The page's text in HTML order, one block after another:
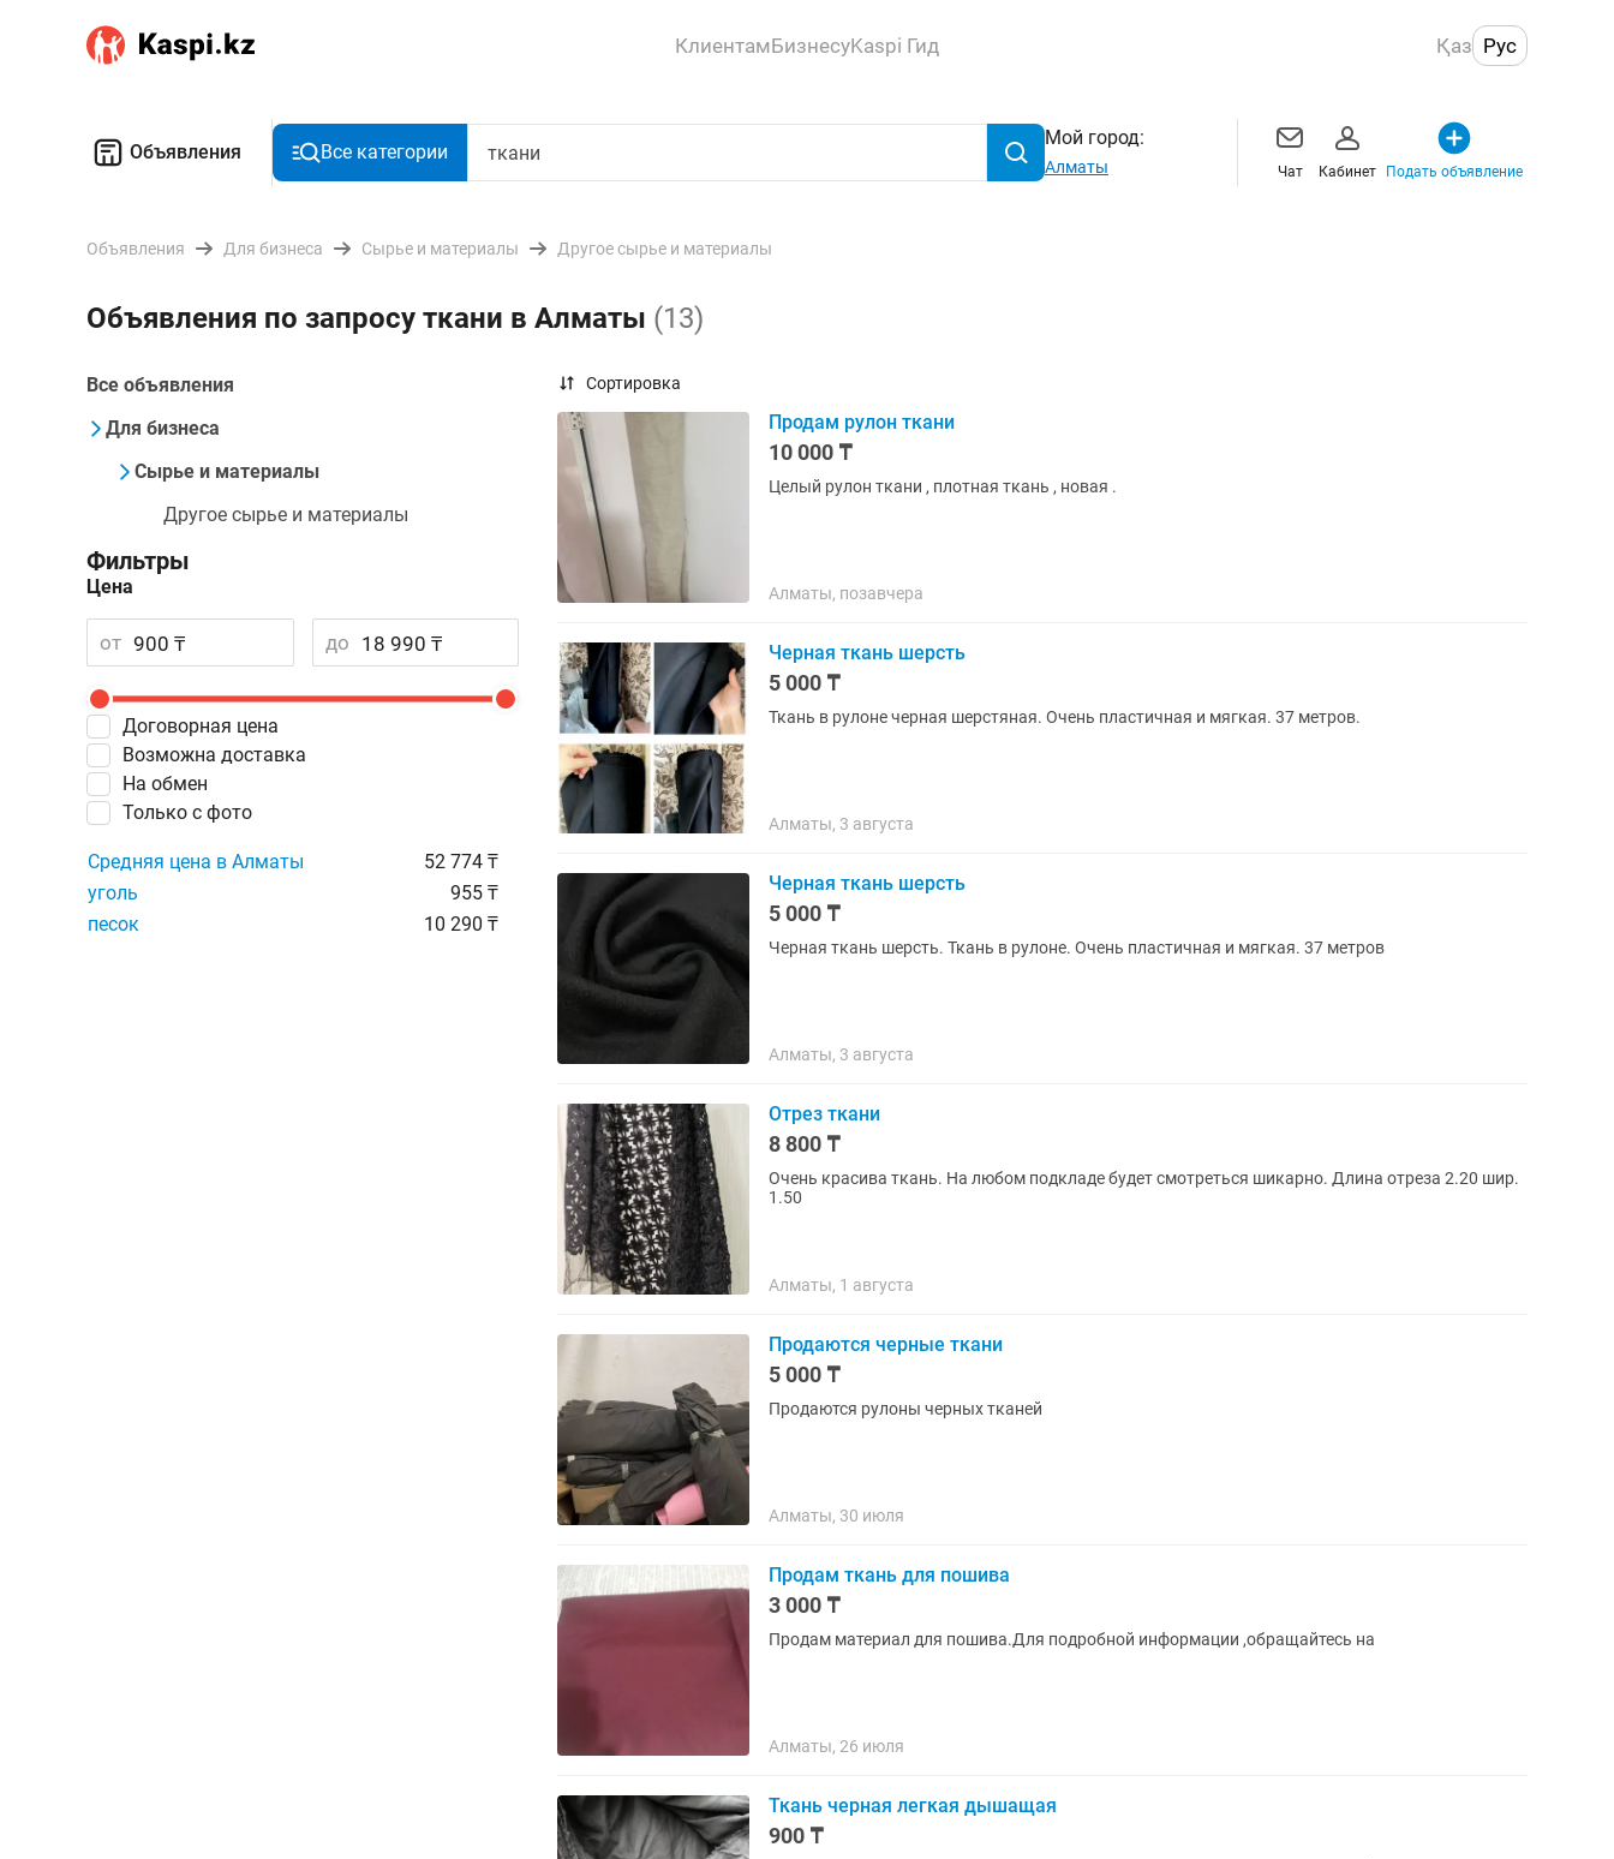
КлиентамБизнесуKaspi Гид Қаз Рус
Объявления Все категории
Мой город:
Алматы Чат Кабинет Подать объявление
Объявления Для бизнеса Сырье и материалы Другое сырье и материалы
Объявления по запросу ткани в Алматы (13)
Все объявления
Для бизнеса
Сырье и материалы
Другое сырье и материалы
Фильтры
Цена
от до
Договорная цена
Возможна доставка
На обмен
Только с фото
Средняя цена в Алматы
52 774 ₸
уголь
955 ₸
песок
10 290 ₸
Сортировка
Продам рулон ткани
10 000 ₸
Целый рулон ткани , плотная ткань , новая .
Алматы, позавчера
Черная ткань шерсть
5 000 ₸
Ткань в рулоне черная шерстяная. Очень пластичная и мягкая. 37 метров.
Алматы, 3 августа
Черная ткань шерсть
5 000 ₸
Черная ткань шерсть. Ткань в рулоне. Очень пластичная и мягкая. 37 метров
Алматы, 3 августа
Отрез ткани
8 800 ₸
Очень красива ткань. На любом подкладе будет смотреться шикарно. Длина отреза 2.20 шир.
1.50
Алматы, 1 августа
Продаются черные ткани
5 000 ₸
Продаются рулоны черных тканей
Алматы, 30 июля
Продам ткань для пошива
3 000 ₸
Продам материал для пошива.Для подробной информации ,обращайтесь на
Алматы, 26 июля
Ткань черная легкая дышащая
900 ₸